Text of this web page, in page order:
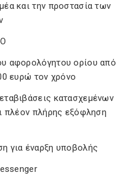
και την προστασία των
αφορολόγητου ορίου από
ευρώ τον χρόνο
κατασχεμένων
πλέον πλήρης εξόφληση
για έναρξη υποβολής